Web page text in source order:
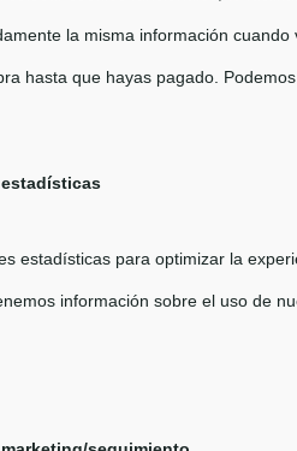
la misma información
hasta que hayas pagado.
estadísticas para optimizar la
información sobre el uso de